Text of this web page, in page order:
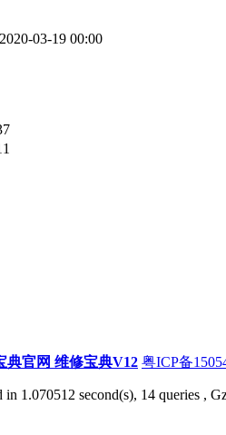
03-19 00:00
典官网 维修宝典V12 粤ICP备
in 1.070512 second(s), 14 queries ,